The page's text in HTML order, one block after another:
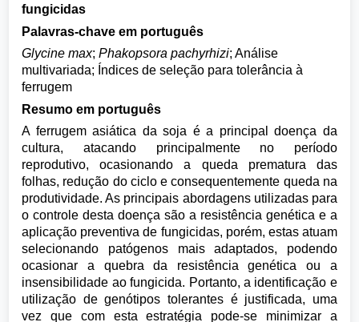
fungicidas
Palavras-chave em português
Glycine max;Phakopsora pachyrhizi; Análise
multivariada; Índices de seleção para tolerância à
ferrugem
Resumo em português
A ferrugem asiática da soja é a principal doença da
cultura, atacando principalmente no período
reprodutivo, ocasionando a queda prematura das
folhas, redução do ciclo e consequentemente queda na
produtividade. As principais abordagens utilizadas para
o controle desta doença são a resistência genética e a
aplicação preventiva de fungicidas, porém, estas atuam
selecionando patógenos mais adaptados, podendo
ocasionar a quebra da resistência genética ou a
insensibilidade ao fungicida. Portanto, a identificação e
utilização de genótipos tolerantes é justificada, uma
vez que com esta estratégia pode-se minimizar a